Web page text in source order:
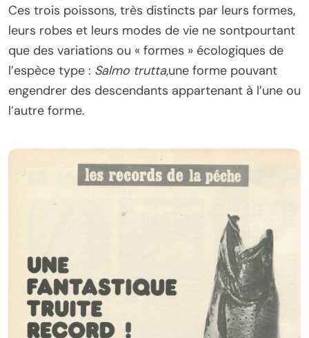
Ces trois poissons, très distincts par leurs formes,
leurs robes et leurs modes de vie ne sontpourtant
que des variations ou « formes » écologiques de
l’espèce type : Salmo trutta,une forme pouvant
engendrer des descendants appartenant à l’une ou
l’autre forme.